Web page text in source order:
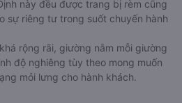
này đều được trang bị rèm cũng
sự riêng tư trong suốt chuyến hành
rộng rãi, giường nằm mỗi giường
độ nghiêng tùy theo mong muốn
mỏi lưng cho hành khách.